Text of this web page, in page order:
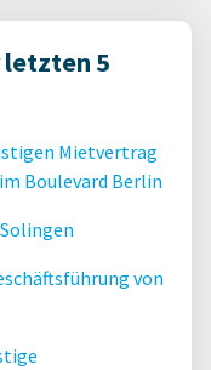
letzten 5
Mietvertrag
Boulevard Berlin
von